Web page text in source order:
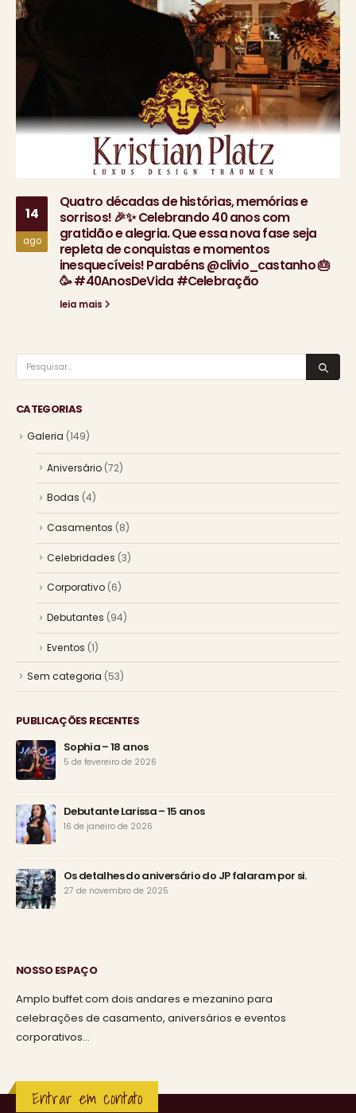
14
ago
Quatro décadas de histórias, memórias e
sorrisos! 🎉✨ Celebrando 40 anos com
gratidão e alegria. Que essa nova fase seja
repleta de conquistas e momentos
inesquecíveis! Parabéns @clivio_castanho 🎂
🥳 #40AnosDeVida #Celebração
leia mais
CATEGORIAS
Galeria (149)
Aniversário (72)
Bodas (4)
Casamentos (8)
Celebridades (3)
Corporativo (6)
Debutantes (94)
Eventos (1)
Sem categoria (53)
PUBLICAÇÕES RECENTES
Sophia – 18 anos
5 de fevereiro de 2026
Debutante Larissa – 15 anos
16 de janeiro de 2026
Os detalhes do aniversário do JP falaram por si.
27 de novembro de 2025
NOSSO ESPAÇO
Amplo buffet com dois andares e mezanino para
celebrações de casamento, aniversários e eventos
corporativos…
Entrar em contato